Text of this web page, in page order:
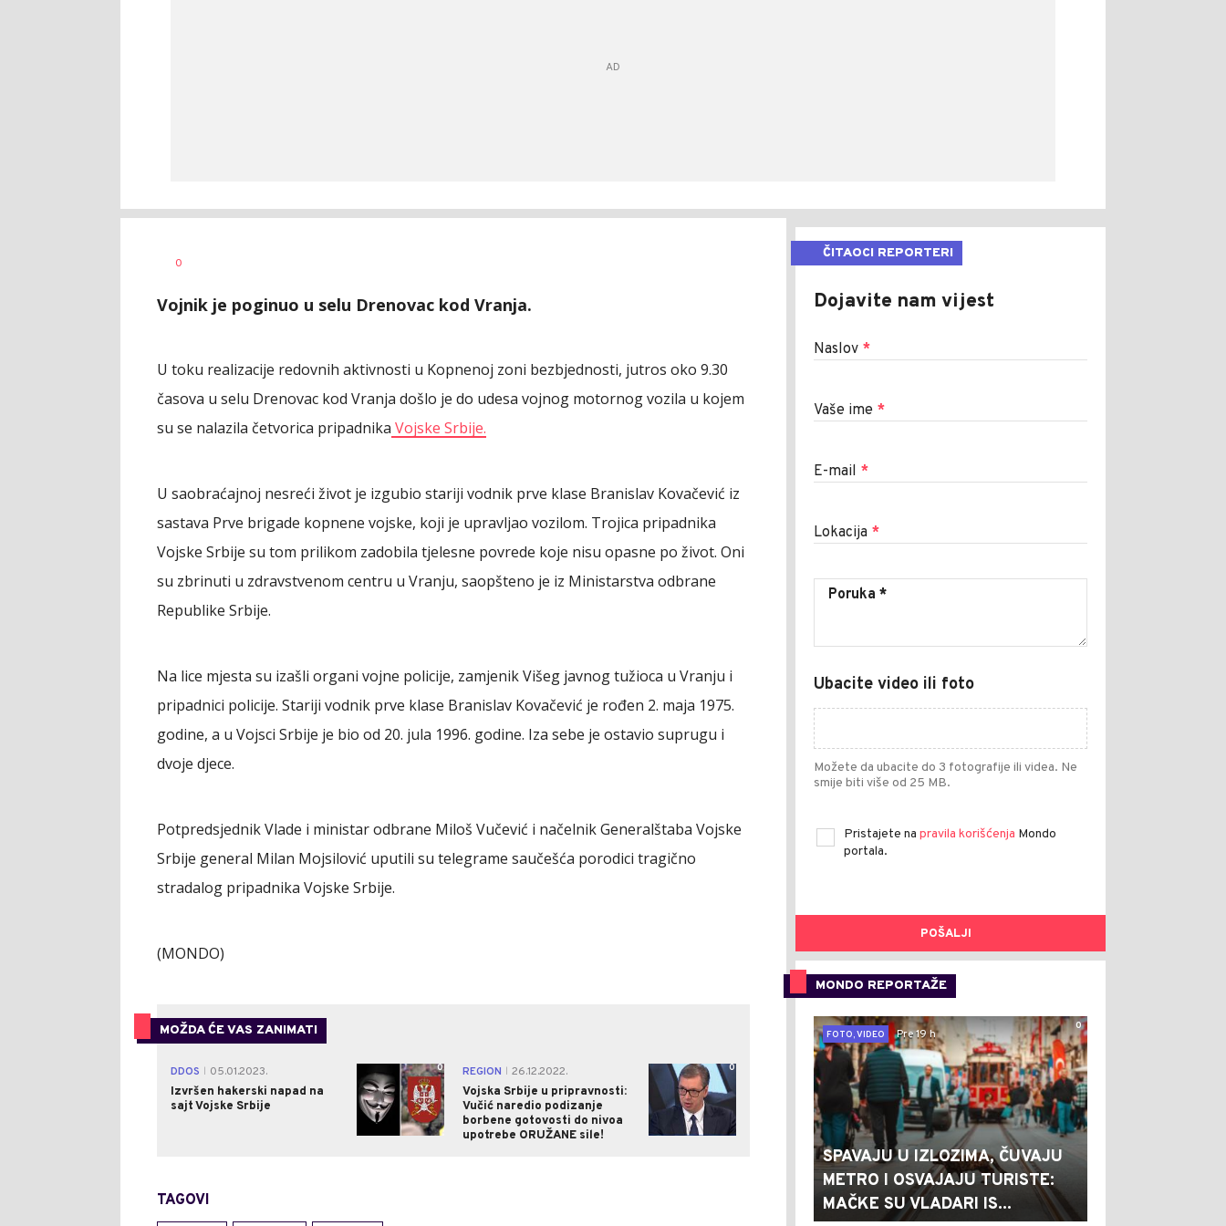
AUTOR
0
Vojnik je poginuo u selu Drenovac kod Vranja.
U toku realizacije redovnih aktivnosti u Kopnenoj zoni bezbjednosti, jutros oko 9.30
časova u selu Drenovac kod Vranja došlo je do udesa vojnog motornog vozila u kojem
su se nalazila četvorica pripadnika Vojske Srbije.
U saobraćajnoj nesreći život je izgubio stariji vodnik prve klase Branislav Kovačević iz
sastava Prve brigade kopnene vojske, koji je upravljao vozilom. Trojica pripadnika
Vojske Srbije su tom prilikom zadobila tjelesne povrede koje nisu opasne po život. Oni
su zbrinuti u zdravstvenom centru u Vranju, saopšteno je iz Ministarstva odbrane
Republike Srbije.
Na lice mjesta su izašli organi vojne policije, zamjenik Višeg javnog tužioca u Vranju i
pripadnici policije. Stariji vodnik prve klase Branislav Kovačević je rođen 2. maja 1975.
godine, a u Vojsci Srbije je bio od 20. jula 1996. godine. Iza sebe je ostavio suprugu i
dvoje djece.
Potpredsjednik Vlade i ministar odbrane Miloš Vučević i načelnik Generalštaba Vojske
Srbije general Milan Mojsilović uputili su telegrame saučešća porodici tragično
stradalog pripadnika Vojske Srbije.
(MONDO)
MOŽDA ĆE VAS ZANIMATI
DDOS
05.01.2023.
Izvršen hakerski napad na
sajt Vojske Srbije
0 REGION
26.12.2022.
Vojska Srbije u pripravnosti:
Vučić naredio podizanje
borbene gotovosti do nivoa
upotrebe ORUŽANE sile!
0
TAGOVI
ČITAOCI REPORTERI
Dojavite nam vijest
Naslov *
Vaše ime *
E-mail *
Lokacija *
Ubacite video ili foto
Možete da ubacite do 3 fotografije ili videa. Ne
smije biti više od 25 MB.
Pristajete na pravila korišćenja Mondo
portala.
POŠALJI
MONDO REPORTAŽE
0
FOTO, VIDEO
Pre 19 h
SPAVAJU U IZLOZIMA, ČUVAJU
METRO I OSVAJAJU TURISTE:
MAČKE SU VLADARI IS...